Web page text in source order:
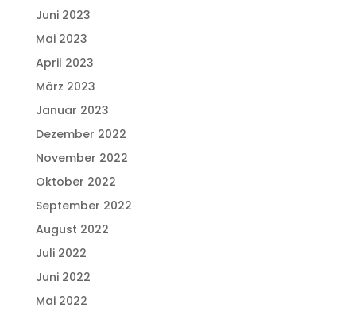
Juni 2023
Mai 2023
April 2023
März 2023
Januar 2023
Dezember 2022
November 2022
Oktober 2022
September 2022
August 2022
Juli 2022
Juni 2022
Mai 2022